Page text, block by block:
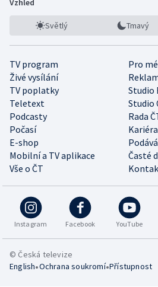
Vzhled
Světlý Tmavý
TV program
Pro
Živé vysílání
TV poplatky
Studio
Teletext
Studio
Podcasty
Rada
Počasí
Kariéra
E-shop
Mobilní a TV aplikace
Časté
Vše o ČT
Instagram Facebook YouTube
© Česká televize
English•Ochrana soukromí•Přístupnost